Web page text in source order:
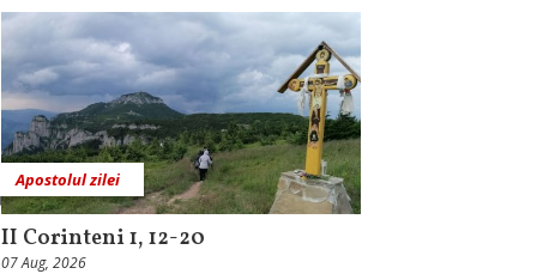
Apostolul zilei
II Corinteni 1, 12-20
07 Aug, 2026